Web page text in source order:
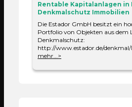
Zur Bewertung von
gehören: Daten der
Rentable Kapitalanlagen in
Denkmalschutz Immobilien
Die Estador GmbH besitzt ein
Portfolio von Objekten aus dem
Denkmalschutz:
http://www.estador.de/
mehr...>